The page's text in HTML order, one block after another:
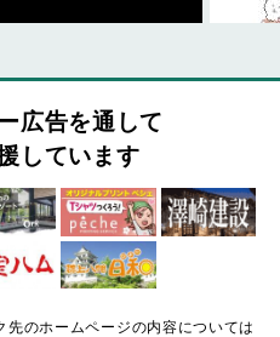
広告を通して
しています
のホームページの内容については